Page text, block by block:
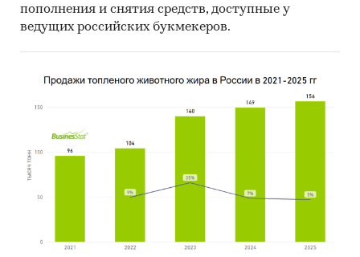
пополнения и снятия средств, доступные у
ведущих российских букмекеров.